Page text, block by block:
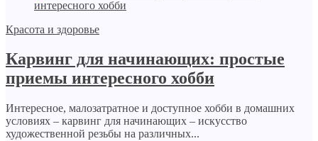
Красота и здоровье
Карвинг для начинающих: простые
приемы интересного хобби
Интересное, малозатратное и доступное хобби в домашних
условиях – карвинг для начинающих – искусство
художественной резьбы на различных...